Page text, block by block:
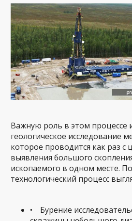
Важную роль в этом процессе
геологическое исследование
которое проводится как раз с
выявления большого
ископаемого в одном месте.
технологический процесс
• Бурение